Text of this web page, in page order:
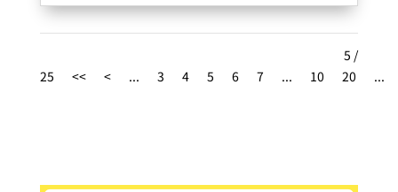
ありがとうございました????
5 /
25
<< < ... 3 4 5 6 7 ... 10 20 ...